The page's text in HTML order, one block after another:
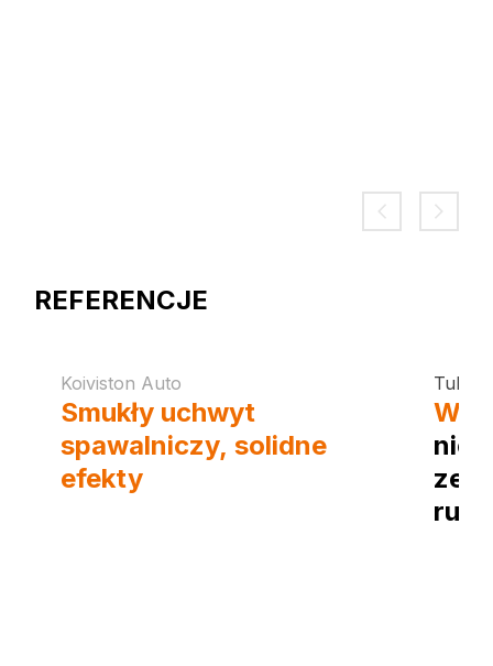
REFERENCJE
Smukły uchwyt
spawalniczy, solidne
efekty
Koiviston Auto